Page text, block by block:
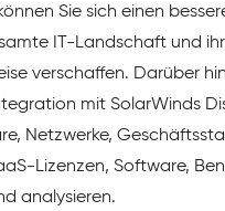
Sie sich einen
IT-Landschaft und
verschaffen. Darüber
mit SolarWinds
Netzwerke,
Lizenzen, Software,
analysieren.